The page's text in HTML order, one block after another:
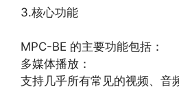
3.核心功能
MPC-BE 的主要功能包括：
多媒体播放：
支持几乎所有常见的视频、音